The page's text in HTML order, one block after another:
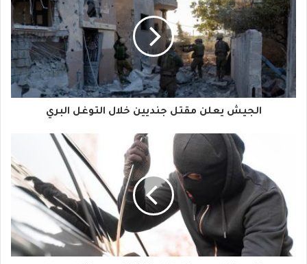
ي
د
ك
ا
ر
الجيش يعلن مقتل جنديين خلال التوغل البري